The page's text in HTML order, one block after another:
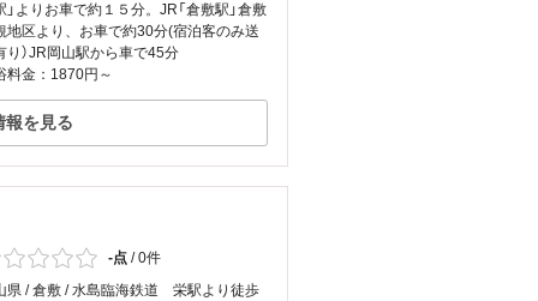
」よりお車で約１５分。JR「倉敷駅」倉敷
地区より、お車で約30分(宿泊客のみ送
り）JR岡山駅から車で45分
料金：1870円～
報を見る
-点 /0件
県 / 倉敷 / 水島臨海鉄道 栄駅より徒歩